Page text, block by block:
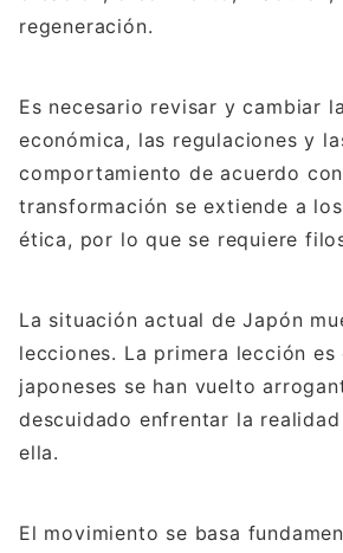
regeneración.
Es necesario revisar y cambiar
económica, las regulaciones y
comportamiento de acuerdo
transformación se extiende a
ética, por lo que se requiere
La situación actual de Japón
lecciones. La primera lección es
japoneses se han vuelto
descuidado enfrentar la
ella.
El movimiento se basa